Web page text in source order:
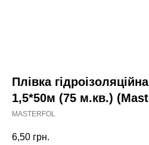
Плівка
1,5*50м (75 м.кв.)
MASTERFOL
6,50 грн.